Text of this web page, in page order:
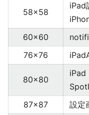
58x58
iPad
60x60
76x76
80x80
iPad
87x87
設定